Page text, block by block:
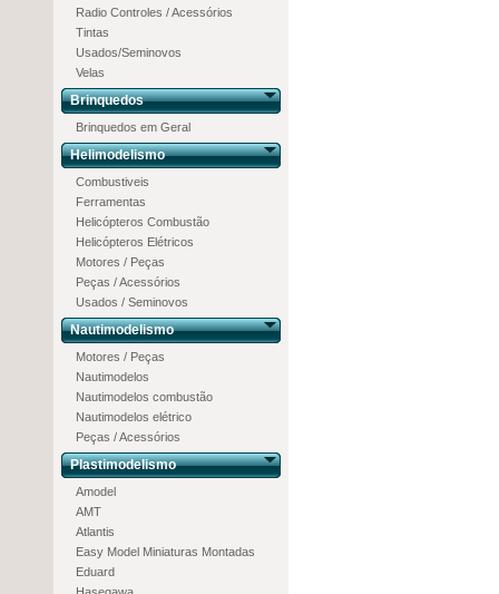
Radio Controles / Acessórios
Tintas
Usados/Seminovos
Velas
Brinquedos
Brinquedos em Geral
Helimodelismo
Combustiveis
Ferramentas
Helicópteros Combustão
Helicópteros Elétricos
Motores / Peças
Peças / Acessórios
Usados / Seminovos
Nautimodelismo
Motores / Peças
Nautimodelos
Nautimodelos combustão
Nautimodelos elétrico
Peças / Acessórios
Plastimodelismo
Amodel
AMT
Atlantis
Easy Model Miniaturas Montadas
Eduard